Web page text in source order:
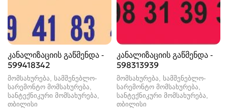
კანალიზაციის გაწმენდა -
599418342
მომსახურება, სამშენებლო-
სარემონტო მომსახურება,
სანტექნიკური მომსახურება
თბილისი
კანალიზაციის გაწმენდა -
598313939
მომსახურება, სამშენებლო-
სარემონტო მომსახურება,
სანტექნიკური მომსახურება
თბილისი